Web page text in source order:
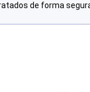
de forma